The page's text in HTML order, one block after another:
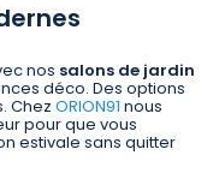
nos salons de jardin
déco. Des options
Chez ORION91 nous
pour que vous
estivale sans quitter